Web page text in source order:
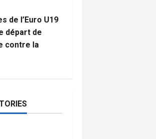
de l’Euro U19
départ de
contre la
Football